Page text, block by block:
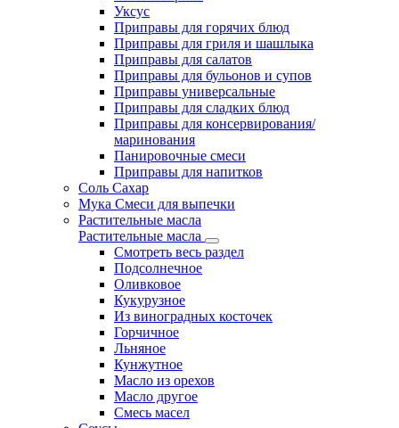
Уксус
Приправы для горячих блюд
Приправы для гриля и шашлыка
Приправы для салатов
Приправы для бульонов и супов
Приправы универсальные
Приправы для сладких блюд
Приправы для консервирования/
маринования
Панировочные смеси
Приправы для напитков
Соль Сахар
Мука Смеси для выпечки
Растительные масла
Растительные масла
Смотреть весь раздел
Подсолнечное
Оливковое
Кукурузное
Из виноградных косточек
Горчичное
Льняное
Кунжутное
Масло из орехов
Масло другое
Смесь масел